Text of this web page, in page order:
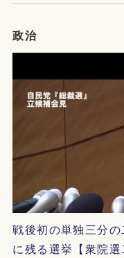
政治
戦後初の単独三分
に残る選挙【衆院選